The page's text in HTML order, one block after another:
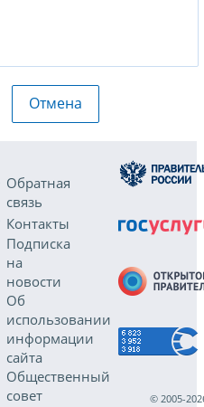
Отмена
Обратная
связь
Контакты
Подписка
на
новости
Об
использовании
информации
сайта
Общественный
совет
© 2005-